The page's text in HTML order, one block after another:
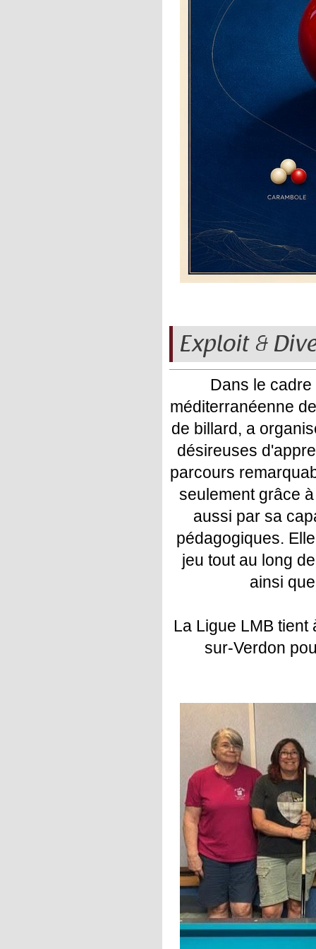
Exploit &
Dans le
méditerranéenne
de billard, a
désireuses
parcours
seulement grâce
aussi par sa
pédagogiques.
jeu tout au long
ainsi
La Ligue LMB
sur-Verdon